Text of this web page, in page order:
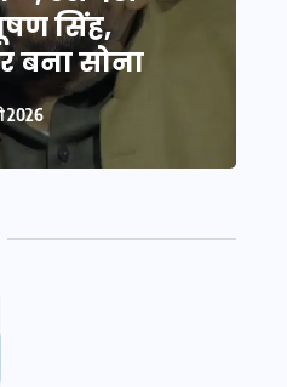
सिंह,
बना सोना
2026